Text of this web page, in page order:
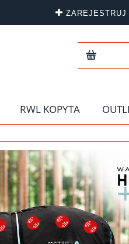
ZAREJESTRUJ
RWL KOPYTA